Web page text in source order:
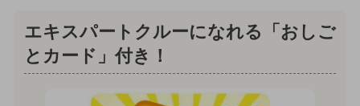
エキスパートクルーになれる「おしご
とカード」付き！